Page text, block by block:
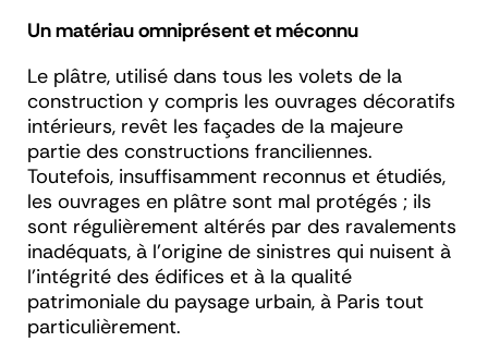
Un matériau omniprésent et méconnu
Le plâtre, utilisé dans tous les volets de la
construction y compris les ouvrages décoratifs
intérieurs, revêt les façades de la majeure
partie des constructions franciliennes.
Toutefois, insuffisamment reconnus et étudiés,
les ouvrages en plâtre sont mal protégés ; ils
sont régulièrement altérés par des ravalements
inadéquats, à l’origine de sinistres qui nuisent à
l’intégrité des édifices et à la qualité
patrimoniale du paysage urbain, à Paris tout
particulièrement.